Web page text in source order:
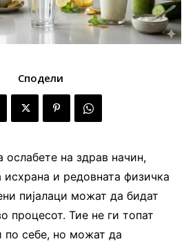
Сподели
ослабете на здрав начин,
исхрана и редовната физичка
пијалаци можат да бидат
процесот. Тие не ги топат
по себе, но можат да